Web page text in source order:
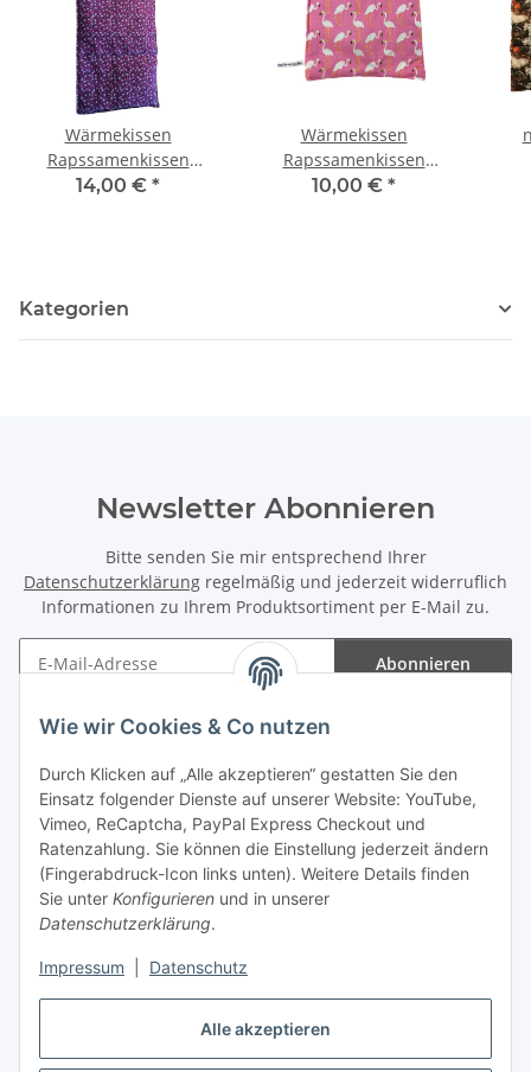
Alle akzeptieren
Wie wir Cookies & Co nutzen
Durch Klicken auf „Alle akzeptieren“ gestatten Sie den
Einsatz folgender Dienste auf unserer Website: YouTube,
Vimeo, ReCaptcha, PayPal Express Checkout und
Ratenzahlung. Sie können die Einstellung jederzeit ändern
(Fingerabdruck-Icon links unten). Weitere Details finden
Sie unter Konfigurieren und in unserer
Datenschutzerklärung.
Impressum Datenschutz
Wärmekissen
Rapssamenkissen
rechteckig "rosa
14,00 € *
Wärmekissen
Rapssamenkissen
quadratisch "Flamingos"
10,00 € *
Kategorien
Newsletter Abonnieren
Bitte senden Sie mir entsprechend Ihrer
Datenschutzerklärung regelmäßig und jederzeit widerruflich
Informationen zu Ihrem Produktsortiment per E-Mail zu.
Abonnieren
Gesetzliche Informationen
Vertrag widerrufen
* Gemäß §19 UStG wird keine Umsatzsteuer berechnet, zzgl.Versand